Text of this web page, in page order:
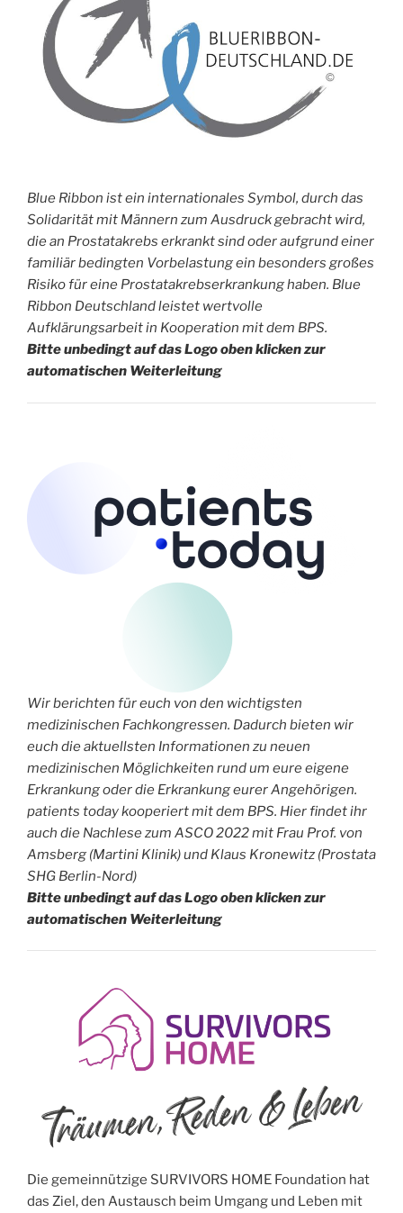
Blue Ribbon ist ein internationales Symbol, durch das
Solidarität mit Männern zum Ausdruck gebracht wird,
die an Prostatakrebs erkrankt sind oder aufgrund einer
familiär bedingten Vorbelastung ein besonders großes
Risiko für eine Prostatakrebserkrankung haben. Blue
Ribbon Deutschland leistet wertvolle
Aufklärungsarbeit in Kooperation mit dem BPS.
Bitte unbedingt auf das Logo oben klicken zur
automatischen Weiterleitung
Wir berichten für euch von den wichtigsten
medizinischen Fachkongressen. Dadurch bieten wir
euch die aktuellsten Informationen zu neuen
medizinischen Möglichkeiten rund um eure eigene
Erkrankung oder die Erkrankung eurer Angehörigen.
patients today kooperiert mit dem BPS. Hier findet ihr
auch die Nachlese zum ASCO 2022 mit Frau Prof. von
Amsberg (Martini Klinik) und Klaus Kronewitz (Prostata
SHG Berlin-Nord)
Bitte unbedingt auf das Logo oben klicken zur
automatischen Weiterleitung
Die gemeinnützige SURVIVORS HOME Foundation hat
das Ziel, den Austausch beim Umgang und Leben mit